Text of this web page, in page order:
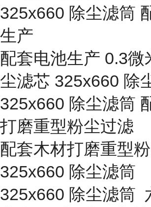
325x660 除尘滤筒
生产
配套电池生产 0.3微
尘滤芯 325x660 除
325x660 除尘滤筒
打磨重型粉尘过滤
配套木材打磨重型
325x660 除尘滤筒
325x660 除尘滤筒